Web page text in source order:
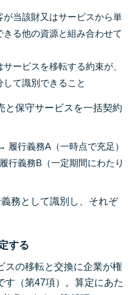
が当該財又はサービスから単
る他の資源と組み合わせて
サービスを移転する約束が、
て識別できること
と保守サービスを一括契約
履行義務A（一時点で充足）
行義務B（一定期間にわたり
務として識別し、それぞ
する
スの移転と交換に企業が権
す（第47項）。算定にあた